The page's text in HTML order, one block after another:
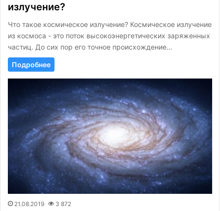
излучение?
Что такое космическое излучение? Космическое излучение
из космоса - это поток высокоэнергетических заряженных
частиц. До сих пор его точное происхождение…
Подробнее
21.08.2019 3 872